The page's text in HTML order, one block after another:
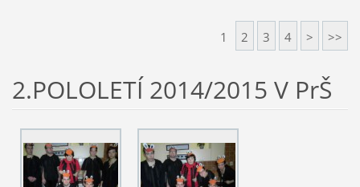
1 2 3 4 > >>
2.POLOLETÍ 2014/2015 V PrŠ